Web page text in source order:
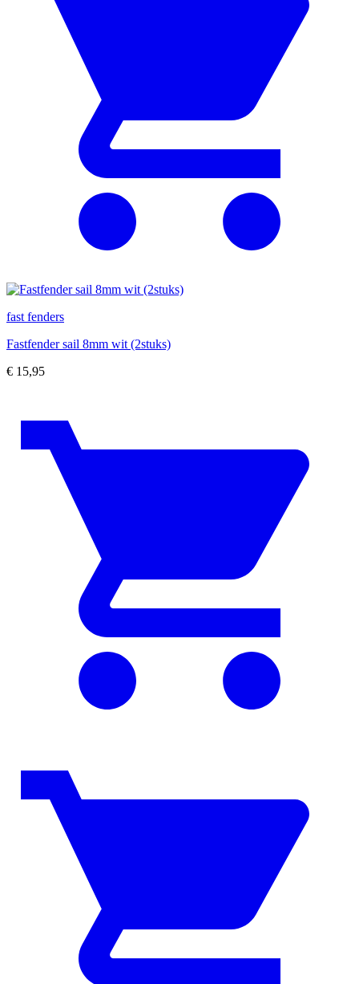
fast fenders
Fastfender sail 8mm wit (2stuks)
€ 15,95